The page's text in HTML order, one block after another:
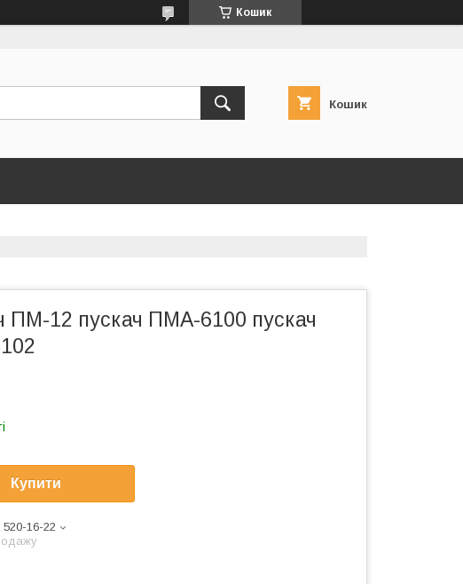
Кошик
Кошик
ПМ-12 пускач ПМА-6100 пускач
Купити
520-16-22